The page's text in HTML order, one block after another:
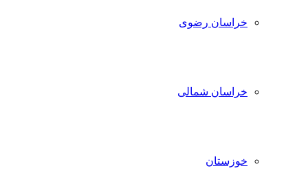
خراسان رضوی
خراسان شمالی
خوزستان